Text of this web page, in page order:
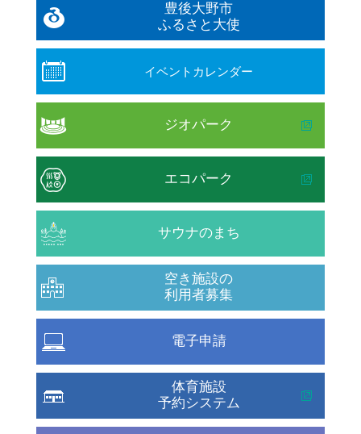
豊後大野市
ふるさと大使
イベントカレンダー
ジオパーク
エコパーク
サウナのまち
空き施設の
利用者募集
電子申請
体育施設
予約システム